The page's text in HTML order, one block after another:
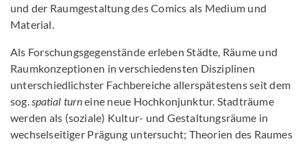
und der Raumgestaltung des Comics als Medium und
Material.
Als Forschungsgegenstände erleben Städte, Räume und
Raumkonzeptionen in verschiedensten Disziplinen
unterschiedlichster Fachbereiche allerspätestens seit dem
sog.spatial turneine neue Hochkonjunktur. Stadträume
werden als (soziale) Kultur- und Gestaltungsräume in
wechselseitiger Prägung untersucht; Theorien des Raumes